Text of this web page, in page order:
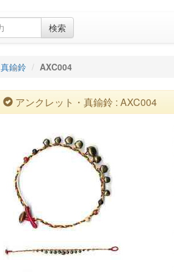
検索
真鍮鈴 AXC004
アンクレット・真鍮鈴 : AXC004